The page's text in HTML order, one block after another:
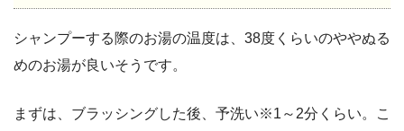
シャンプーする際のお湯の温度は、38度くらいのややぬる
めのお湯が良いそうです。
まずは、ブラッシングした後、予洗い※1～2分くらい。こ